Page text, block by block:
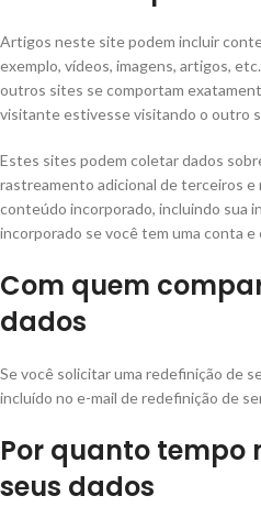
Artigos neste site podem incluir
exemplo, vídeos, imagens, artigos,
outros sites se comportam
visitante estivesse visitando o outro
Estes sites podem coletar dados
rastreamento adicional de terceiros
conteúdo incorporado, incluindo sua
incorporado se você tem uma conta
Com quem
dados
Se você solicitar uma redefinição de
incluído no e-mail de redefinição de
Por quanto tempo
seus dados